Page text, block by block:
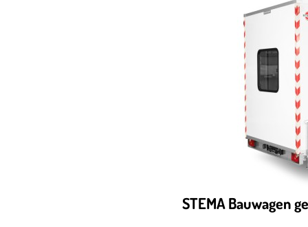
STEMA Bauwagen